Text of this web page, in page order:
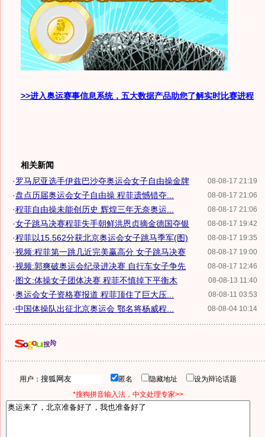
>>进入奥运赛事信息系统，五大数据产品助您了解实时比赛进程
相关新闻
08-08-17 21:19
·罗马尼亚选手伊兹巴沙夺奥运会女子自由操金牌
08-08-17 21:06
·盘点历届奥运会女子自由操 程菲遗憾错夺...
08-08-17 21:06
·程菲自由操未能创历史 辉煌三年无奈奥运...
08-08-17 19:42
·女子跳马决赛程菲失手朝鲜洪恩贞摘金德国夺银
08-08-17 19:35
·程菲以15.562分获北京奥运会女子跳马季军(图)
08-08-17 19:00
·视频:程菲第一跳几近完美赢高分 女子跳马决赛
08-08-17 12:46
·视频:郭爽破奥运会纪录进决赛 自行车女子争先
08-08-13 11:40
·图文:体操女子团体决赛 程菲不慎掉下平衡木
08-08-11 03:53
·奥运会女子资格赛报道 程菲顶住了巨大压...
08-08-04 10:14
·中国体操队出征北京奥运会 鄂名将杨威程...
用户： 匿名 隐藏地址
设为辩论话题
*搜狗拼音输入法，中文处理专家>>